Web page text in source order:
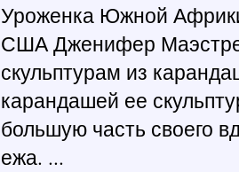
Уроженка Южной
США Дженифер Маэстре
скульптурам из
карандашей ее
большую часть своего
ежа. ...